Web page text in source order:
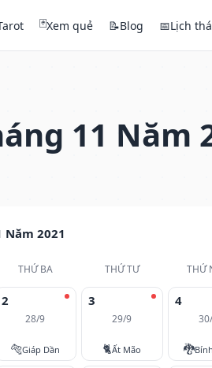
🃏Xem quẻ 📝Blog 📅Lịch
11 Năm
Năm 2021
THỨ BA THỨ TƯ THỨ
2
28/9
🐅Giáp Dần
3
29/9
🐈Ất Mão
4
🐉